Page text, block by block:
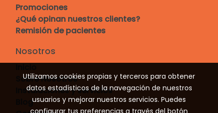
Promociones
¿Qué opinan nuestros clientes?
Remisión de pacientes
Nosotros
Sobre Nosotros
Instalaciones y servicios
Blog
Utilizamos cookies propias y terceros para obtener
datos estadísticos de la navegación de nuestros
usuarios y mejorar nuestros servicios. Puedes
configurar tus preferencias a través del botón